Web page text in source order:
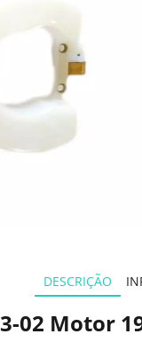
DESCRIÇÃO
02 Motor